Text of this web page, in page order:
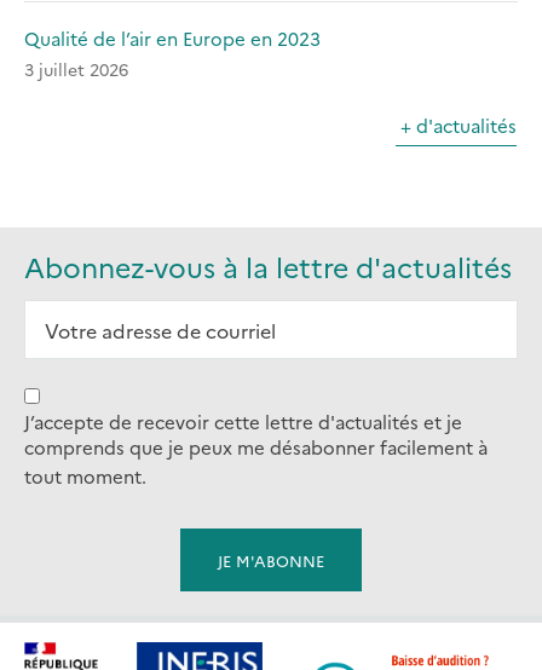
Qualité de l’air en Europe en 2023
3 juillet 2026
+ d'actualités
Abonnez-vous à la lettre d'actualités
J’accepte de recevoir cette lettre d'actualités et je
comprends que je peux me désabonner facilement à
tout moment.